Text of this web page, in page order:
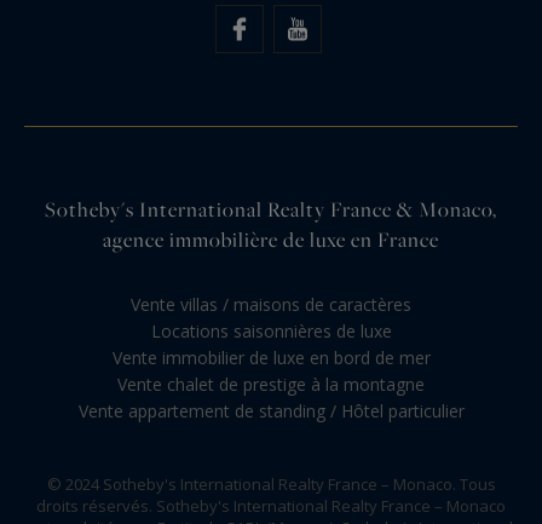
Sotheby's International Realty France & Monaco,
agence immobilière de luxe en France
Vente villas / maisons de caractères
Locations saisonnières de luxe
Vente immobilier de luxe en bord de mer
Vente chalet de prestige à la montagne
Vente appartement de standing / Hôtel particulier
© 2024 Sotheby's International Realty France – Monaco. Tous
droits réservés. Sotheby's International Realty France – Monaco